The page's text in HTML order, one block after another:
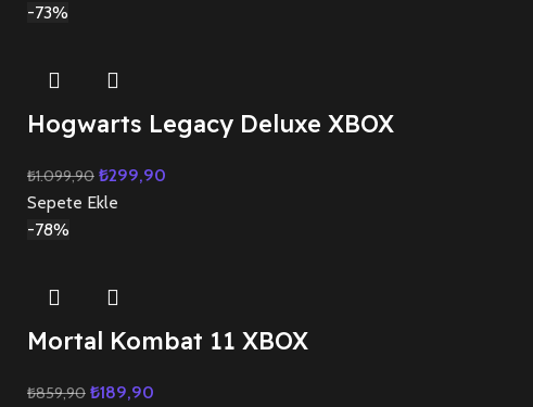
-73%
Hogwarts Legacy Deluxe XBOX
₺1.099,90 ₺299,90
Sepete Ekle
-78%
Mortal Kombat 11 XBOX
₺859,90 ₺189,90